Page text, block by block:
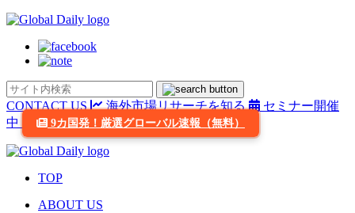
CONTACT US 海外市場リサーチを知る
セミナー開催
中
9カ国発！厳選グローバル速報（無料）
TOP
ABOUT US